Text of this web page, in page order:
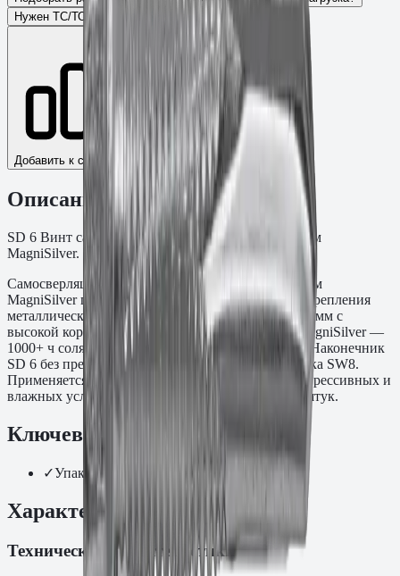
Нужен ТС/ТО
Добавить к сравнению
Описание
SD 6 Винт самосверлящий без шайбы с покрытием
MagniSilver. Упаковка: 250.
Самосверлящий винт SD 6 без шайбы с покрытием
MagniSilver производства Fasty применяется для крепления
металлических листов к стальным профилям до 6 мм с
высокой коррозионной стойкостью. Покрытие MagniSilver —
1000+ ч соляного тумана. Сталь, диаметр 5,5 мм. Наконечник
SD 6 без предварительного засверливания. Головка SW8.
Применяется в монтаже металлоконструкций в агрессивных и
влажных условиях эксплуатации. Упаковка 250 штук.
Ключевые преимущества
✓Упаковка: 250
Характеристики
Технические характеристики